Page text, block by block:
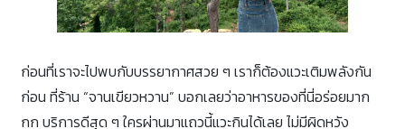
ก่อนที่เราจะไปพบกับบรรยากาศสวย ๆ เราก็ต้องแวะเติมพลังกัน
ก่อน ที่ร้าน “จานเขียวหวาน” บอกเลยว่าอาหารของที่นี่อร่อยมาก
กก บริการดีสุด ๆ ใครผ่านมาแถวนี้แวะกินได้เลย ไม่มีผิดหวัง